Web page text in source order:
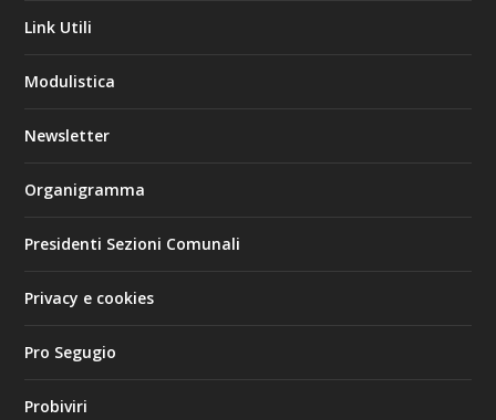
Link Utili
Modulistica
Newsletter
Organigramma
Presidenti Sezioni Comunali
Privacy e cookies
Pro Segugio
Probiviri